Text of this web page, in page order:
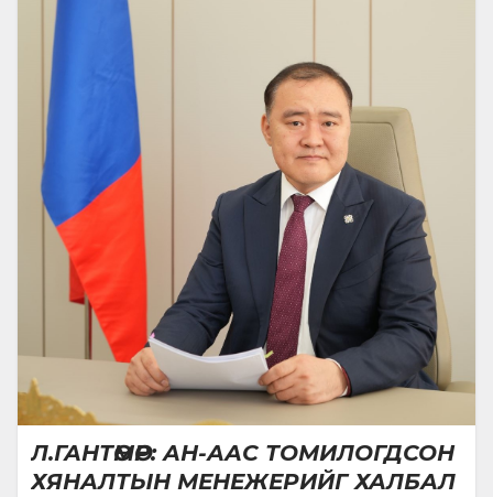
Л.ГАНТӨМӨР: АН-ААС ТОМИЛОГДСОН
ХЯНАЛТЫН МЕНЕЖЕРИЙГ ХАЛБАЛ